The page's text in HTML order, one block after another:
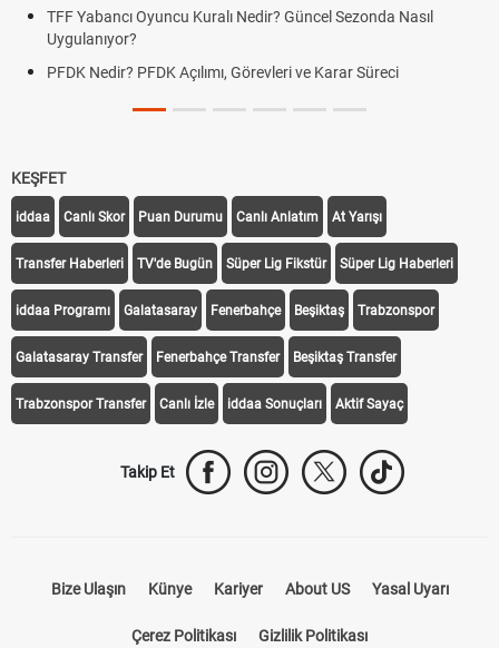
Oyuncu Kuralı Nedir? Güncel Sezonda Nasıl
PFDK Açılımı, Görevleri ve Karar Süreci
Deplasman
DGS
KEŞFET
iddaa Canlı Skor Puan Durumu Canlı Anlatım At Yarışı
Transfer Haberleri TV'de Bugün Süper Lig Fikstür Süper Lig Haberleri
iddaa Programı Galatasaray Fenerbahçe Beşiktaş Trabzonspor
Galatasaray Transfer Fenerbahçe Transfer Beşiktaş Transfer
Trabzonspor Transfer Canlı İzle iddaa Sonuçları Aktif Sayaç